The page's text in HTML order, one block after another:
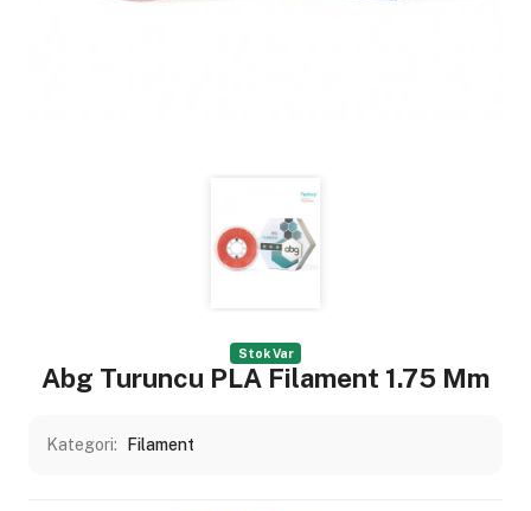
Stok Var
Abg Turuncu PLA Filament 1.75 Mm
Kategori: Filament